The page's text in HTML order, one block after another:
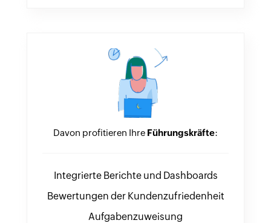
Davon profitieren Ihre Führungskräfte:
Integrierte Berichte und Dashboards
Bewertungen der Kundenzufriedenheit
Aufgabenzuweisung